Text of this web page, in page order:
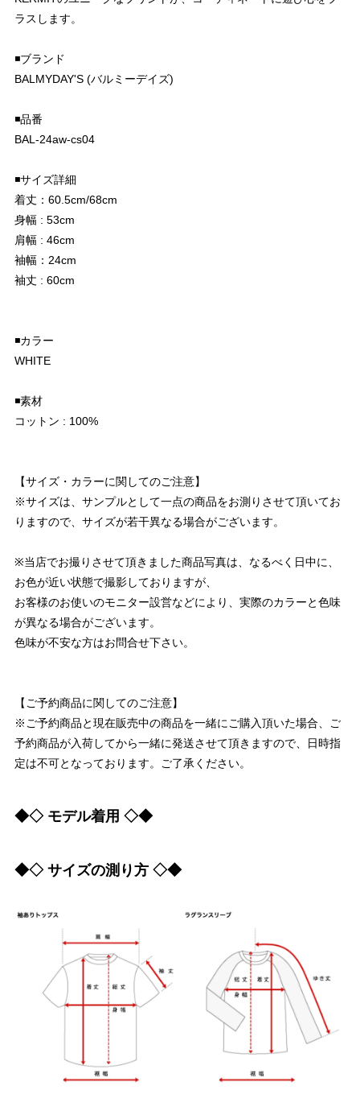
ラスします。
◾️ブランド
BALMYDAY'S (バルミーデイズ)
◾️品番
BAL-24aw-cs04
◾️サイズ詳細
着丈：60.5cm/68cm
身幅 : 53cm
肩幅 : 46cm
袖幅：24cm
袖丈 : 60cm
◾️カラー
WHITE
◾️素材
コットン : 100%
【サイズ・カラーに関してのご注意】
※サイズは、サンプルとして一点の商品をお測りさせて頂いてお
りますので、サイズが若干異なる場合がございます。
※当店でお撮りさせて頂きました商品写真は、なるべく日中に、
お色が近い状態で撮影しておりますが、
お客様のお使いのモニター設営などにより、実際のカラーと色味
が異なる場合がございます。
色味が不安な方はお問合せ下さい。
【ご予約商品に関してのご注意】
※ご予約商品と現在販売中の商品を一緒にご購入頂いた場合、ご
予約商品が入荷してから一緒に発送させて頂きますので、日時指
定は不可となっております。ご了承ください。
◆◇ モデル着用 ◇◆
◆◇ サイズの測り方 ◇◆